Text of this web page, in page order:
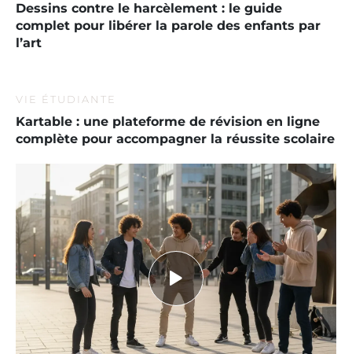
Dessins contre le harcèlement : le guide
complet pour libérer la parole des enfants par
l’art
VIE ÉTUDIANTE
Kartable : une plateforme de révision en ligne
complète pour accompagner la réussite scolaire